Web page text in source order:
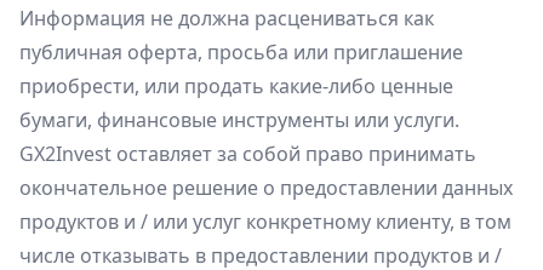
Информация не должна расцениваться как
публичная оферта, просьба или приглашение
приобрести, или продать какие-либо ценные
бумаги, финансовые инструменты или услуги.
GX2Invest оставляет за собой право принимать
окончательное решение о предоставлении данных
продуктов и / или услуг конкретному клиенту, в том
числе отказывать в предоставлении продуктов и /